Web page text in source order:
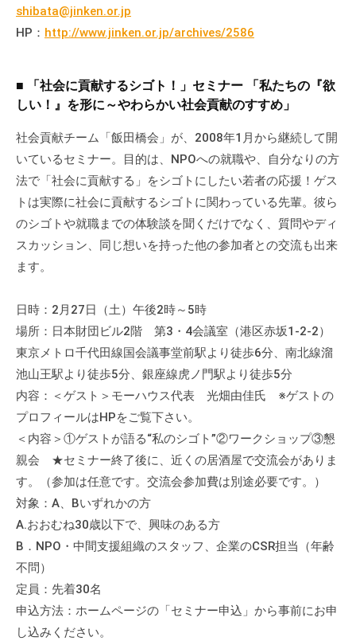
shibata@jinken.or.jp
HP： http://www.jinken.or.jp/archives/2586
■ 「社会に貢献するシゴト！」セミナー 「私たちの『欲
しい！』を形に～やわらかい社会貢献のすすめ」
社会貢献チーム「飯田橋会」が、2008年1月から継続して開
いているセミナー。目的は、NPOへの就職や、自分なりの方
法で「社会に貢献する」をシゴトにしたい若者の応援！ゲス
トは実際に社会に貢献するシゴトに関わっている先輩。彼ら
のシゴトや就職までの体験談を聞くだけでなく、質問やディ
スカッション、同じ想いを持った他の参加者との交流も出来
ます。
日時：2月27日（土）午後2時～5時
場所：日本財団ビル2階 第3・4会議室（港区赤坂1-2-2）
東京メトロ千代田線国会議事堂前駅より徒歩6分、南北線溜
池山王駅より徒歩5分、銀座線虎ノ門駅より徒歩5分
内容：＜ゲスト＞モーハウス代表 光畑由佳氏 ※ゲストの
プロフィールはHPをご覧下さい。
＜内容＞①ゲストが語る“私のシゴト”②ワークショップ③懇
親会 ★セミナー終了後に、近くの居酒屋で交流会がありま
す。（参加は任意です。交流会参加費は別途必要です。）
対象：A、Bいずれかの方
A.おおむね30歳以下で、興味のある方
B．NPO・中間支援組織のスタッフ、企業のCSR担当（年齢
不問）
定員：先着30名
申込方法：ホームページの「セミナー申込」から事前にお申
し込みください。